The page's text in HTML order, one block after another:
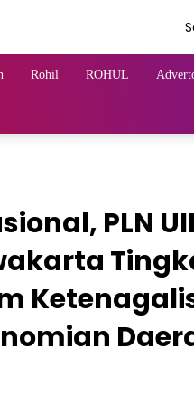
Rohil ROHUL
PLN